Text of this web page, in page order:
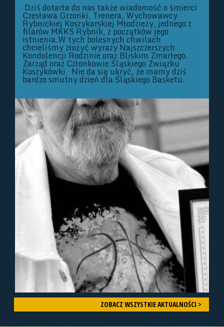
Dziś dotarła do nas także wiadomość o śmierci
Czesława Grzonki, Trenera, Wychowawcy
Rybnickiej Koszykarskiej Młodzieży, jednego z
filarów MKKS Rybnik, z początków jego
istnienia.W tych bolesnych chwilach
chcieliśmy złożyć wyrazy Najszczerszych
Kondolencji Rodzinie oraz Bliskim Zmarłego.
Zarząd oraz Członkowie Śląskiego Związku
Koszykówki Nie da się ukryć, że mamy dziś
bardzo smutny dzień dla Śląskiego Basketu.
ZOBACZ WSZYSTKIE AKTUALNOŚCI >